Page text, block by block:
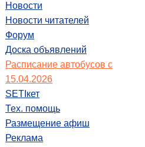
Новости
Новости читателей
Форум
Доска объявлений
Расписание автобусов с
15.04.2026
SETIкет
Тех. помощь
Размещение афиш
Реклама